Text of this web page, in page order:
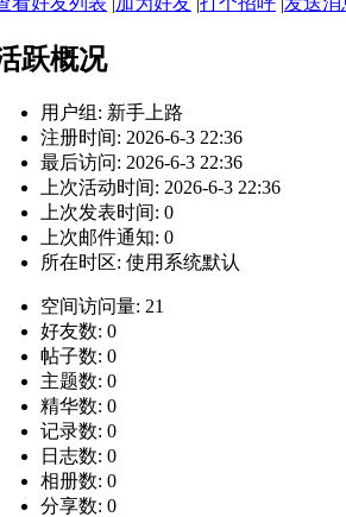
跃概况
用户组: 新手上路
注册时间: 2026-6-3 22:36
最后访问: 2026-6-3 22:36
上次活动时间: 2026-6-3 22:36
上次发表时间: 0
上次邮件通知: 0
所在时区: 使用系统默认
空间访问量: 21
好友数: 0
帖子数: 0
主题数: 0
精华数: 0
记录数: 0
日志数: 0
相册数: 0
分享数: 0